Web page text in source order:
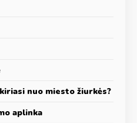
nuo miesto žiurkės?
aplinka